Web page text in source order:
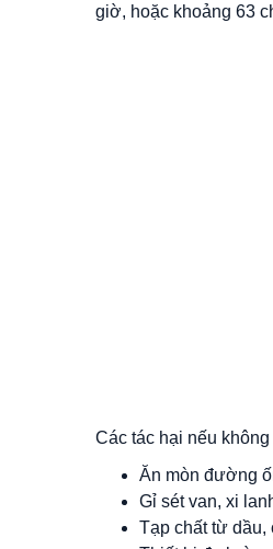
giờ, hoặc khoảng 63
Các tác hại nếu
Ăn mòn đường
Gỉ sét van, xi
Tạp chất từ dầu,